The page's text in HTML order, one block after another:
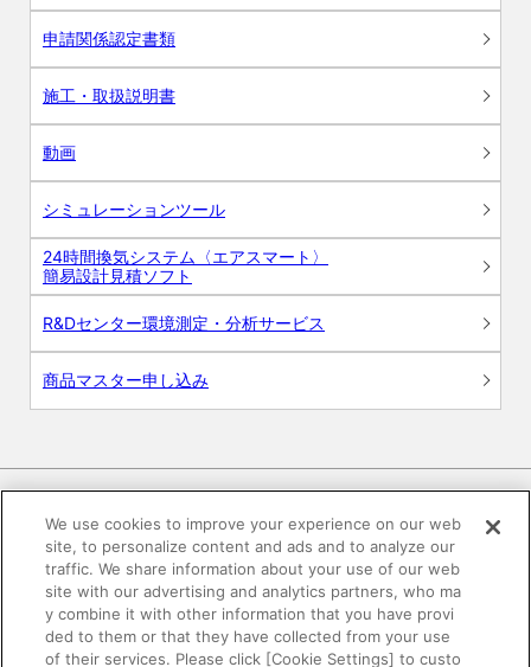
申請関係認定書類
施工・取扱説明書
動画
シミュレーションツール
24時間換気システム〈エアスマート〉
簡易設計見積ソフト
R&Dセンター環境測定・分析サービス
商品マスター申し込み
電子公告 このWEBサイトについて
プライバシーポリシー
We use cookies to improve your experience on our web
site, to personalize content and ads and to analyze our
traffic. We share information about your use of our web
site with our advertising and analytics partners, who ma
y combine it with other information that you have provi
ded to them or that they have collected from your use
of their services. Please click [Cookie Settings] to custo